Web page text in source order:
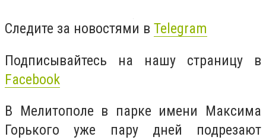
Следите за новостями в Telegram
Подписывайтесь на нашу страницу в
Facebook
В Мелитополе в парке имени Максима
Горького уже пару дней подрезают